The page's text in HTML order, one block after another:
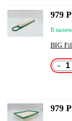
В
BIG
979 Р
-
979 Р